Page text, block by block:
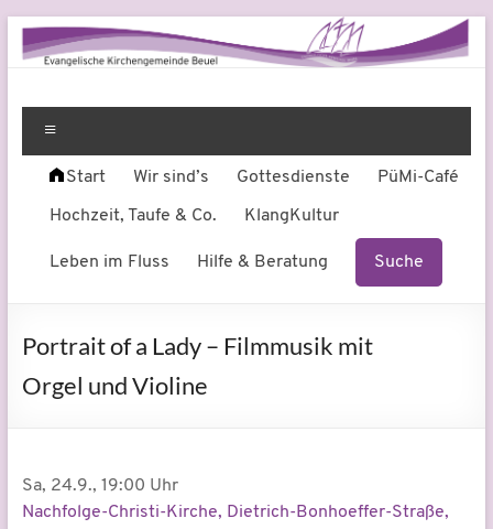
Zum
Inhalt
springen
Evangelische
Kirchengemeinde
Beuel
am
Start Wir sind’s Gottesdienste PüMi-Café
Hochzeit, Taufe & Co. KlangKultur
Leben im Fluss Hilfe & Beratung Suche
Portrait of a Lady – Filmmusik mit
Orgel und Violine
Sa, 24.9., 19:00 Uhr
Nachfolge-Christi-Kirche, Dietrich-Bonhoeffer-Straße,